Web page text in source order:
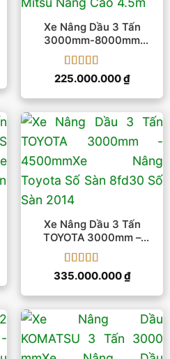
Xe Nâng Dầu 3 Tấn
3000mm-8000mm
IMOW CPCD30
Được xếp
225.000.000₫
Xe Nâng Dầu 3 Tấn
TOYOTA 3000mm –
4500mm
Được xếp
335.000.000₫